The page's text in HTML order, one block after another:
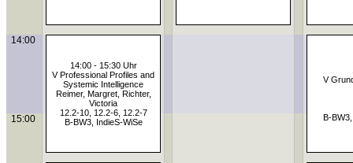
14:00
14:00 - 15:30 Uhr
V Professional Profiles and
Systemic Intelligence
Reimer, Margret, Richter,
Victoria
12.2-10, 12.2-6, 12.2-7
B-BW3, IndieS-WiSe
V
B-
15:00